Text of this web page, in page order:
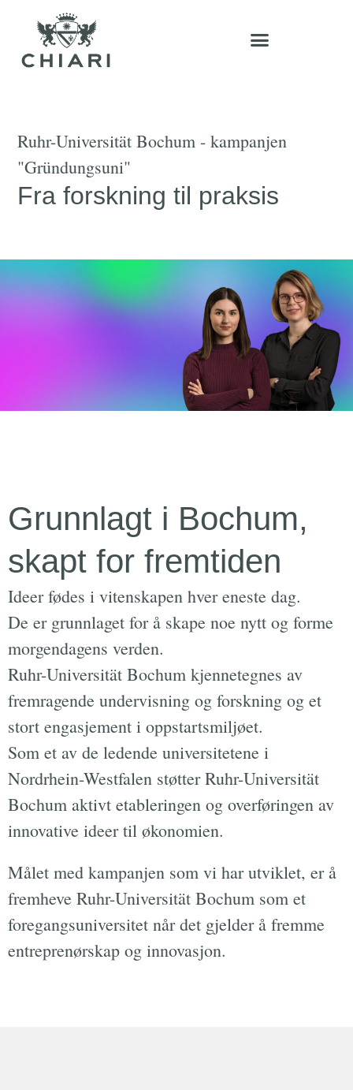
Ruhr-Universität Bochum - kampanjen
"Gründungsuni"
Fra forskning til praksis
Grunnlagt i Bochum,
skapt for fremtiden
Ideer fødes i vitenskapen hver eneste dag.
De er grunnlaget for å skape noe nytt og forme
morgendagens verden.
Ruhr-Universität Bochum kjennetegnes av
fremragende undervisning og forskning og et
stort engasjement i oppstartsmiljøet.
Som et av de ledende universitetene i
Nordrhein-Westfalen støtter Ruhr-Universität
Bochum aktivt etableringen og overføringen av
innovative ideer til økonomien.
Målet med kampanjen som vi har utviklet, er å
fremheve Ruhr-Universität Bochum som et
foregangsuniversitet når det gjelder å fremme
entreprenørskap og innovasjon.